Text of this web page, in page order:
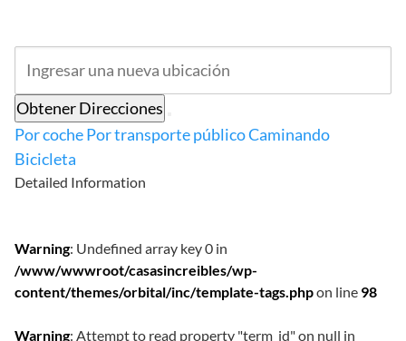
Obtener Direcciones
Por cochePor transporte públicoCaminando
Bicicleta
Detailed Information
Warning: Undefined array key 0 in
/www/wwwroot/casasincreibles/wp-
content/themes/orbital/inc/template-tags.phpon line 98
Warning: Attempt to read property "term_id" on null in